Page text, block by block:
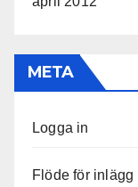
META
Logga in
Flöde för inlägg